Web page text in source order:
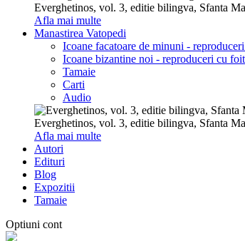
Everghetinos, vol. 3, editie bilingva, Sfanta
Afla mai multe
Manastirea Vatopedi
Icoane facatoare de minuni -
Icoane bizantine noi - reproduceri cu
Tamaie
Carti
Audio
Everghetinos, vol. 3, editie bilingva, Sfanta
Afla mai multe
Autori
Edituri
Blog
Expozitii
Tamaie
Optiuni cont